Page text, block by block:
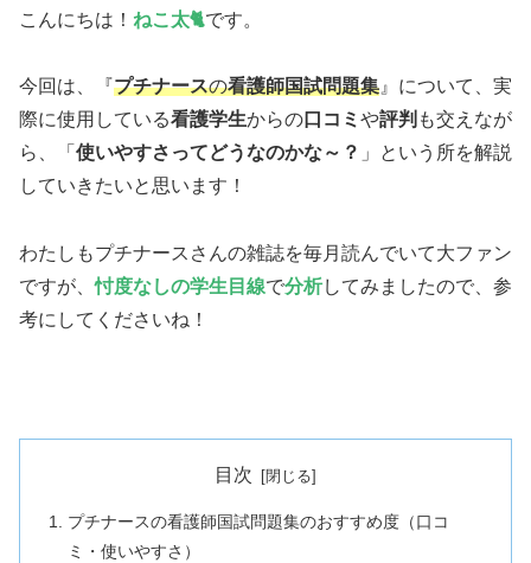
こんにちは！ ねこ太🐈です。
今回は、『プチナースの看護師国試問題集 』について、実
際に使用している看護学生からの口コミ や評判 も交えなが
ら、「 使いやすさってどうなのかな～？ 」という所を解説
していきたいと思います！
わたしもプチナースさんの雑誌を毎月読んでいて大ファン
ですが、忖度なしの学生目線で分析してみましたので、参
考にしてくださいね！
目次
プチナースの看護師国試問題集のおすすめ度（口コ
ミ・使いやすさ）